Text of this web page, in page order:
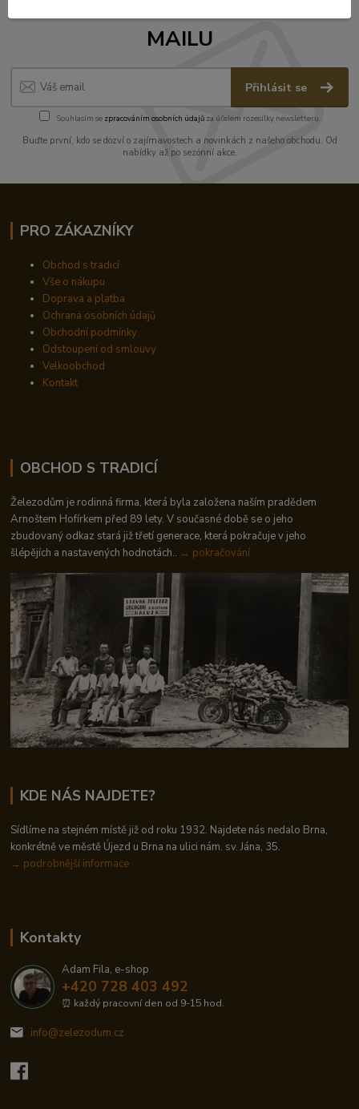
MAILU
Přihlásit se
Souhlasím se zpracováním osobních údajůza účelem rozesílky newsletteru.
Buďte první, kdo se dozví o zajímavostech a novinkách z našeho obchodu. Od
nabídky až po sezónní akce.
PRO ZÁKAZNÍKY
Obchod s tradicí
Vše o nákupu
Doprava a platba
Ochrana osobních údajů
Obchodní podmínky
Odstoupení od smlouvy
Velkoobchod
Kontakt
OBCHOD S TRADICÍ
Železodům je rodinná firma, která byla založena naším pradědem
Arnoštem Hofírkem před 89 lety. V současné době se o jeho
zbudovaný odkaz stará již třetí generace, která pokračuje v jeho
šlépějích a nastavených hodnotách.. → pokračování
KDE NÁS NAJDETE?
Sídlíme na stejném místě již od roku 1932. Najdete nás nedalo Brna,
konkrétně ve městě Újezd u Brna na ulici nám. sv. Jána, 35.
→ podrobnější informace
Kontakty
Adam Fila, e-shop
+420 728 403 492
⏰ každý pracovní den od 9-15 hod.
info@zelezodum.cz